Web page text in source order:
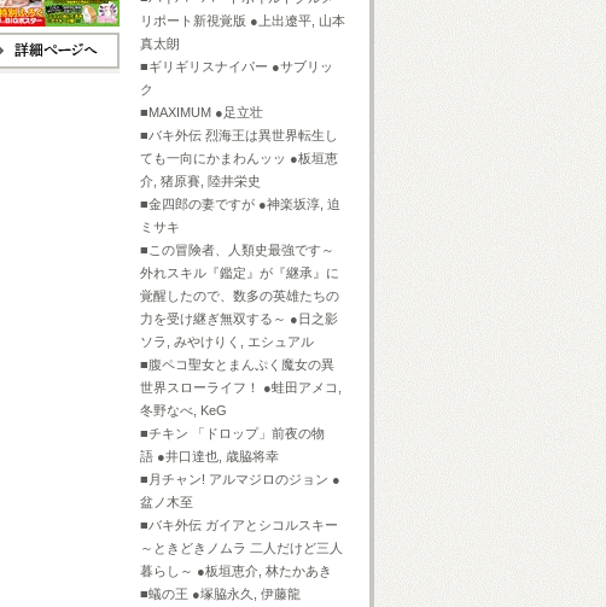
リポート新視覚版 ●上出遼平, 山本
真太朗
■ギリギリスナイパー ●サブリッ
ク
■MAXIMUM ●足立壮
■バキ外伝 烈海王は異世界転生し
ても一向にかまわんッッ ●板垣恵
介, 猪原賽, 陸井栄史
■金四郎の妻ですが ●神楽坂淳, 迫
ミサキ
■この冒険者、人類史最強です～
外れスキル『鑑定』が『継承』に
覚醒したので、数多の英雄たちの
力を受け継ぎ無双する～ ●日之影
ソラ, みやけりく, エシュアル
■腹ペコ聖女とまんぷく魔女の異
世界スローライフ！ ●蛙田アメコ,
冬野なべ, KeG
■チキン 「ドロップ」前夜の物
語 ●井口達也, 歳脇将幸
■月チャン! アルマジロのジョン ●
盆ノ木至
■バキ外伝 ガイアとシコルスキー
～ときどきノムラ 二人だけど三人
暮らし～ ●板垣恵介, 林たかあき
■蟻の王 ●塚脇永久, 伊藤龍